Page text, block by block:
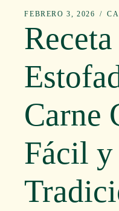
FEBRERO 3, 2026
Carne
Fácil y